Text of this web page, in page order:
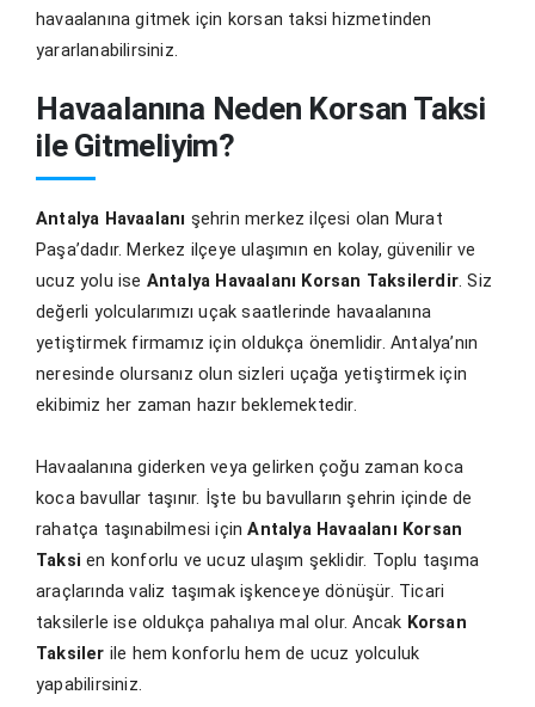
havaalanına gitmek için korsan taksi hizmetinden
yararlanabilirsiniz.
Havaalanına Neden Korsan Taksi
ile Gitmeliyim?
Antalya Havaalanı şehrin merkez ilçesi olan Murat
Paşa’dadır. Merkez ilçeye ulaşımın en kolay, güvenilir ve
ucuz yolu ise Antalya Havaalanı Korsan Taksilerdir. Siz
değerli yolcularımızı uçak saatlerinde havaalanına
yetiştirmek firmamız için oldukça önemlidir. Antalya’nın
neresinde olursanız olun sizleri uçağa yetiştirmek için
ekibimiz her zaman hazır beklemektedir.
Havaalanına giderken veya gelirken çoğu zaman koca
koca bavullar taşınır. İşte bu bavulların şehrin içinde de
rahatça taşınabilmesi içinAntalya Havaalanı Korsan
Taksi en konforlu ve ucuz ulaşım şeklidir. Toplu taşıma
araçlarında valiz taşımak işkenceye dönüşür. Ticari
taksilerle ise oldukça pahalıya mal olur. Ancak Korsan
Taksiler ile hem konforlu hem de ucuz yolculuk
yapabilirsiniz.